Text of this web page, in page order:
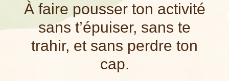
À faire pousser ton activité
sans t’épuiser, sans te
trahir, et sans perdre ton
cap.